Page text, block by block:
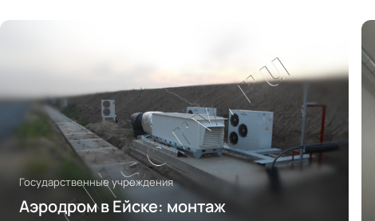
Государственные учреждения
Аэродром в Ейске: монтаж